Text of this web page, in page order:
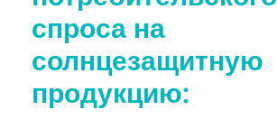
спроса на
солнцезащитную
продукцию: